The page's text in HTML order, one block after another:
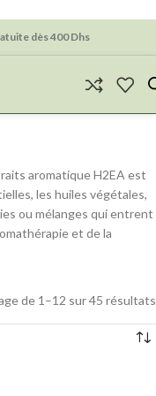
dès 400 Dhs
aromatique H2EA est
les huiles végétales,
ou mélanges qui entrent
et de la
de 1–12 sur 45 résultats